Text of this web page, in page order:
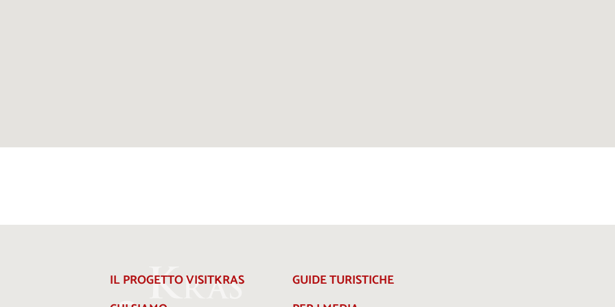
IL PROGETTO VISITKRAS
GUIDE TURISTICHE